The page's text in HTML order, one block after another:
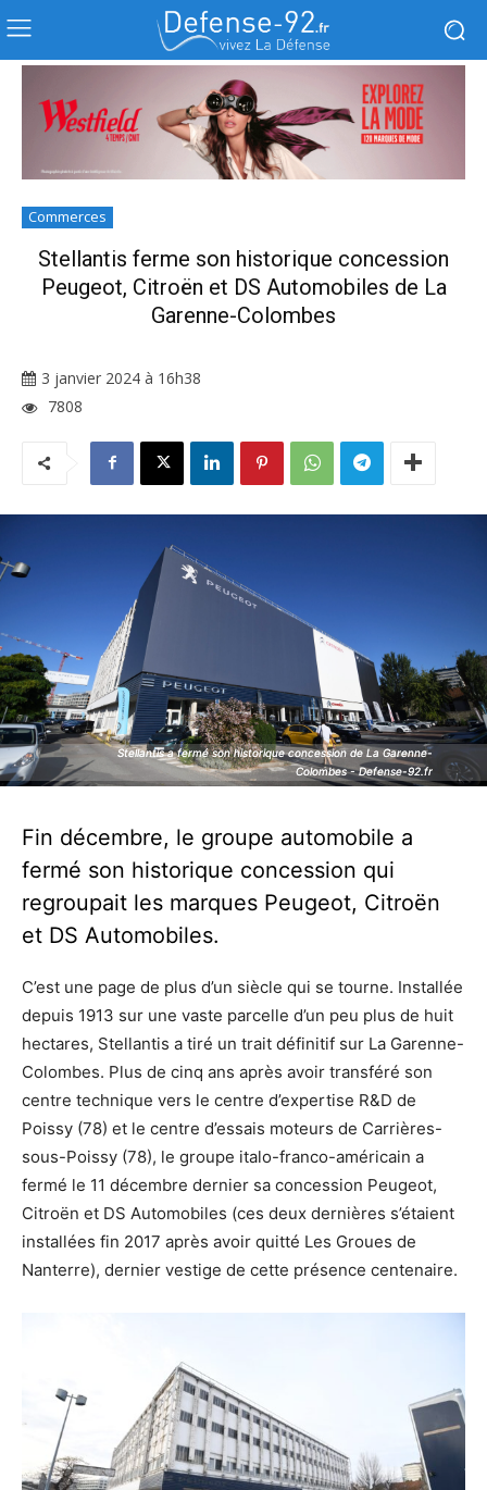
Commerces
Stellantis ferme son historique concession
Peugeot, Citroën et DS Automobiles de La
Garenne-Colombes
3 janvier 2024 à 16h38
7808
Stellantis a fermé son historique concession de La Garenne-
Colombes - Defense-92.fr
Stellantis a fermé son historique concession de La Garenne-
Colombes - Defense-92.fr
Fin décembre, le groupe automobile a
fermé son historique concession qui
regroupait les marques Peugeot, Citroën
et DS Automobiles.
C’est une page de plus d’un siècle qui se tourne. Installée
depuis 1913 sur une vaste parcelle d’un peu plus de huit
hectares, Stellantis a tiré un trait définitif sur La Garenne-
Colombes. Plus de cinq ans après avoir transféré son
centre technique vers le centre d’expertise R&D de
Poissy (78) et le centre d’essais moteurs de Carrières-
sous-Poissy (78), le groupe italo-franco-américain a
fermé le 11 décembre dernier sa concession Peugeot,
Citroën et DS Automobiles (ces deux dernières s’étaient
installées fin 2017 après avoir quitté Les Groues de
Nanterre), dernier vestige de cette présence centenaire.